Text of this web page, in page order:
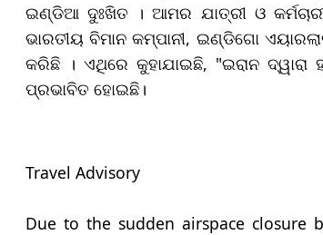
ଇଣ୍ଡିଆ ଦୁଃଖିତ । ଆମର ଯାତ୍ରୀ ଓ
ଭାରତୀୟ ବିମାନ କମ୍ପାନୀ, ଇଣ୍ଡିଗୋ
କରିଛି । ଏଥିରେ କୁହାଯାଇଛି, "ଇରାନ
ପ୍ରଭାବିତ ହୋଇଛି।
Travel Advisory
Due to the sudden airspace